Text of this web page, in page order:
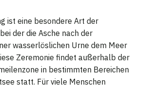
ist eine besondere Art der
der die Asche nach der
wasserlöslichen Urne dem Meer
Zeremonie findet außerhalb der
in bestimmten Bereichen
statt. Für viele Menschen